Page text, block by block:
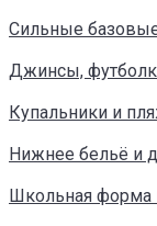
Сильные
Джинсы,
Купальники и
Нижнее бельё и
Школьная